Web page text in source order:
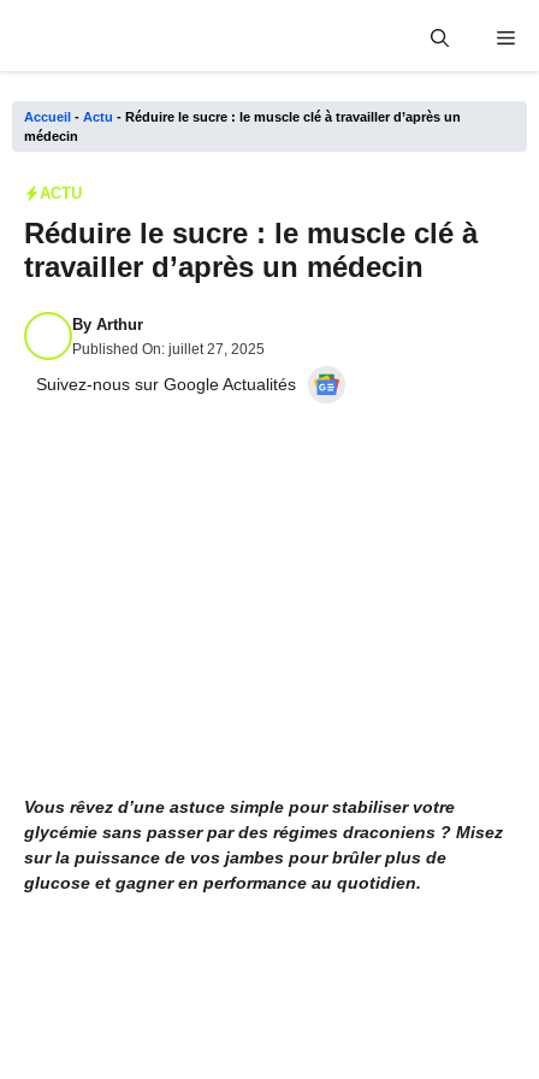
Accueil - Actu - Réduire le sucre : le muscle clé à travailler d’après un
médecin
ACTU
Réduire le sucre : le muscle clé à
travailler d’après un médecin
By Arthur
Published On: juillet 27, 2025
Suivez-nous sur Google Actualités
Vous rêvez d’une astuce simple pour stabiliser votre
glycémie sans passer par des régimes draconiens ? Misez
sur la puissance de vos jambes pour brûler plus de
glucose et gagner en performance au quotidien.